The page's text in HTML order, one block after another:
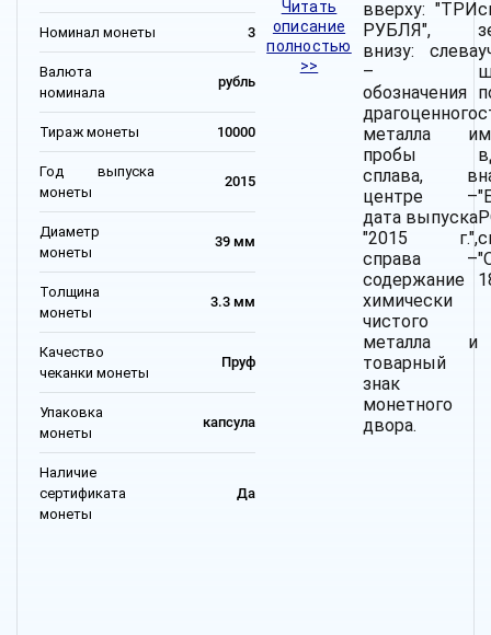
Номинал монеты 3
Валюта
номинала
рубль
Тираж монеты 10000
Год выпуска
монеты
2015
Диаметр
монеты
39 мм
Толщина
монеты
3.3 мм
Качество
чеканки монеты
Пруф
Упаковка
монеты
капсула
Наличие
сертификата
монеты
Да
Читать
описание
полностью
>>
вверху: "ТРИ
РУБЛЯ",
внизу: слева
–
обозначения
драгоценного
металла и
пробы
сплава, в
центре –
дата выпуска
"2015 г.",
справа –
содержание
химически
чистого
металла и
товарный
знак
монетного
двора.